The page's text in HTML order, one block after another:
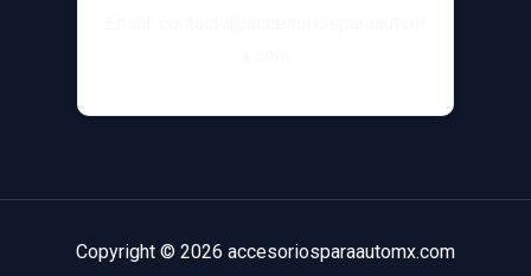
Copyright © 2026 accesoriosparaautomx.com